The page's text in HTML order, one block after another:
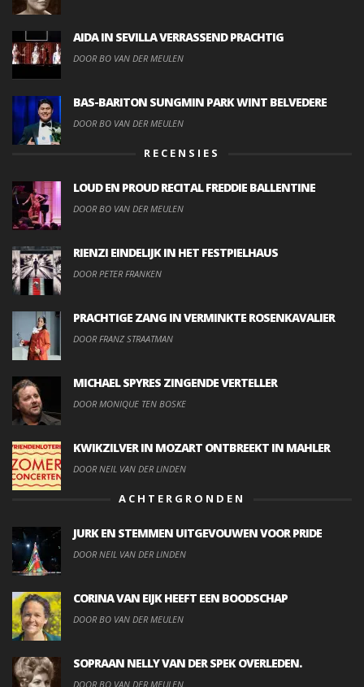
AIDA IN SEVILLA VERRASSEND PRACHTIG
DOOR BO VAN DER MEULEN
BAS-BARITON SUNGMIN PARK WINT BELVEDERE
DOOR BO VAN DER MEULEN
RECENSIES
LOUD EN PROUD RECITAL FREDDIE BALLENTINE
DOOR BO VAN DER MEULEN
RIENZI EINDELIJK IN HET FESTPIELHAUS
DOOR PETER FRANKEN
PRACHTIGE ZANG IN VERMINKTE ROSENKAVALIER
DOOR FRANZ STRAATMAN
MICHAEL SPYRES ZINGENDE VERTELLER
DOOR MONIQUE TEN BOSKE
KWIKZILVER IN MOZART ONTBREEKT IN MAHLER
DOOR NEIL VAN DER LINDEN
ACHTERGRONDEN
JURK EN STEMMEN UITGEVOUWEN VOOR PRIDE
DOOR NEIL VAN DER LINDEN
CORINA VAN EIJK HEEFT EEN BOODSCHAP
DOOR BO VAN DER MEULEN
SOPRAAN NELLY VAN DER SPEK OVERLEDEN.
DOOR BO VAN DER MEULEN